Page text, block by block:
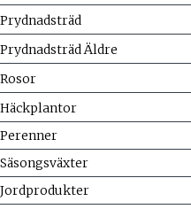
Prydnadsträd
Prydnadsträd Äldre
Rosor
Häckplantor
Perenner
Säsongsväxter
Jordprodukter